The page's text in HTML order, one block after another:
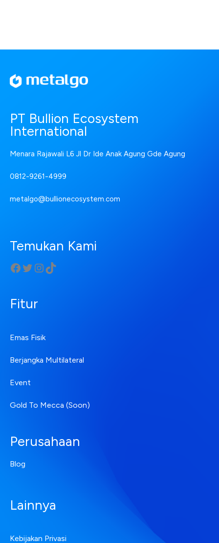
PT Bullion Ecosystem
International
Menara Rajawali L6 Jl Dr Ide Anak Agung Gde Agung
0812-9261-4999
metalgo@bullionecosystem.com
Temukan Kami
Fitur
Emas Fisik
Berjangka Multilateral
Event
Gold To Mecca (Soon)
Perusahaan
Blog
Lainnya
Kebijakan Privasi